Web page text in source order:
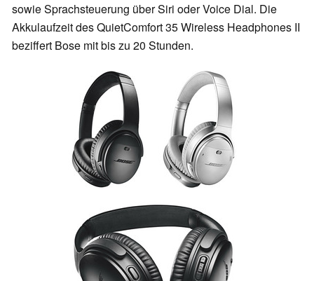
sowie Sprachsteuerung über Siri oder Voice Dial. Die
Akkulaufzeit des QuietComfort 35 Wireless Headphones II
beziffert Bose mit bis zu 20 Stunden.